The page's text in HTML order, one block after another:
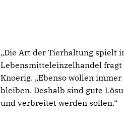
Die Art der Tierhaltung spielt
Lebensmitteleinzelhandel
Knoerig. „Ebenso wollen
bleiben. Deshalb sind gute
und verbreitet werden sollen.“